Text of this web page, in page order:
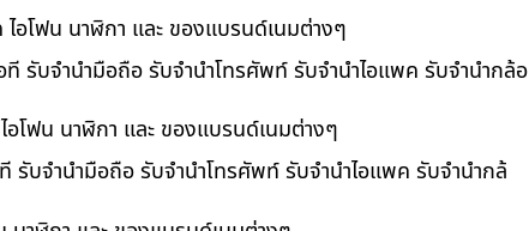
อโฟน นาฬิกา และ ของแบรนด์เนมต่างๆ
รับจำนำมือถือ รับจำนำโทรศัพท์ รับจำนำไอแพค รับจำนำกล้อ
โฟน นาฬิกา และ ของแบรนด์เนมต่างๆ
รับจำนำมือถือ รับจำนำโทรศัพท์ รับจำนำไอแพค รับจำนำกล้